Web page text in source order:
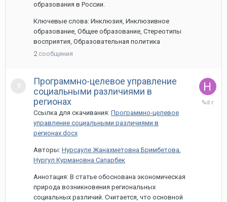
образования в России.
Ключевые слова: Инклюзия, Инклюзивное
образование, Общее образование, Стереотипы
восприятия, Образовательная политика
2 сообщения
Программно-целевое управление
социальными различиями в
регионах
Ссылка для скачивания: Программно-целевое
управление социальными различиями в
регионах.docx
Авторы: Нурсауле Жанахметовна Бримбетова,
Нургул Курмановна Сапарбек
Аннотация: В статье обоснована экономическая
природа возникновения региональных
социальных различий. Считается, что основной
1